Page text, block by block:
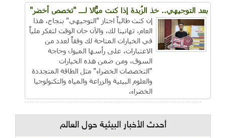
بعد التوجيهي.. خذ الزُبدة إذا كنت ميّالاً لـــ "تخصص أخضر"
إن كنت طالباً اجتاز "التوجيهي" بنجاح، هذا
العام، تهانينا لك، والآن حان الوقت لتفكر ملياً
في الخيارات المتاحة لك وفقاً لعدد من
الاعتبارات، على رأسها الميول وحاجة
السوق، ومن ضمن هذه الخيارات
"التخصصات الخضراء" مثل الطاقة المتجددة
والعلوم البيئية والزراعة والمياه والتكنولوجيا
الخضراء،
أحدث الأخبار البيئية حول العالم